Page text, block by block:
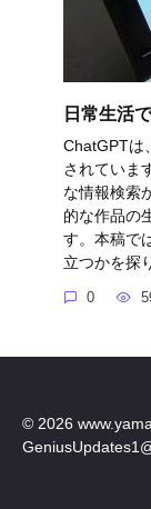
日常生活
ChatGPTは
されていま
な情報検索
的な作品の
す。本稿で
立つかを探
0
© 2026